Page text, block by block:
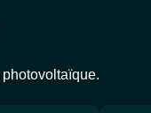
photovoltaïque.